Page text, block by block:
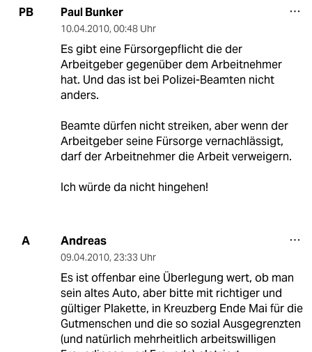
PB Paul Bunker
10.04.2010, 00:48 Uhr
Es gibt eine Fürsorgepflicht die der
Arbeitgeber gegenüber dem Arbeitnehmer
hat. Und das ist bei Polizei-Beamten nicht
anders.
Beamte dürfen nicht streiken, aber wenn der
Arbeitgeber seine Fürsorge vernachlässigt,
darf der Arbeitnehmer die Arbeit verweigern.
Ich würde da nicht hingehen!
A Andreas
09.04.2010, 23:33 Uhr
Es ist offenbar eine Überlegung wert, ob man
sein altes Auto, aber bitte mit richtiger und
gültiger Plakette, in Kreuzberg Ende Mai für die
Gutmenschen und die so sozial Ausgegrenzten
(und natürlich mehrheitlich arbeitswilligen